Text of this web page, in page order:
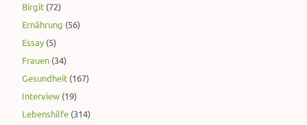
Birgit (72)
Ernährung (56)
Essay (5)
Frauen (34)
Gesundheit (167)
Interview (19)
Lebenshilfe (314)